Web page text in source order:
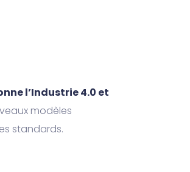
l’Industrie 4.0 et
modèles
standards.